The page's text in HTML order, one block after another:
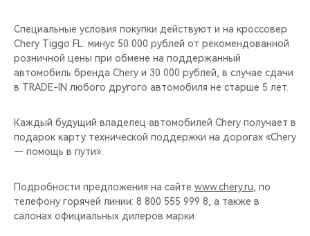
НАШИ МЕРОПРИЯТИЯ
ВИДЕООБЗОРЫ
CHERY ДЛЯ ДЕТЕЙ
Специальные условия покупки действуют и на кроссовер
Chery Tiggo FL: минус 50 000 рублей от рекомендованной
розничной цены при обмене на поддержанный
автомобиль бренда Chery и 30 000 рублей, в случае сдачи
в TRADE-IN любого другого автомобиля не старше 5 лет.
Каждый будущий владелец автомобилей Chery получает в
подарок карту технической поддержки на дорогах «Chery
— помощь в пути».
Подробности предложения на сайте www.chery.ru , по
телефону горячей линии: 8 800 555 999 8, а также в
салонах официальных дилеров марки.